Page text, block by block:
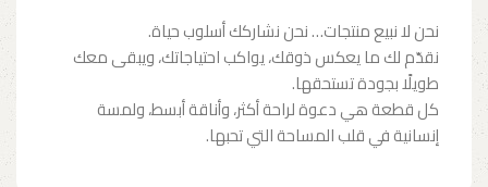
نحن لا نبيع منتجات… نحن نشاركك أسلوب حياة.
نقدّم لك ما يعكس ذوقك، يواكب احتياجاتك، ويبقى معك
طويلًا بجودة تستحقها.
كل قطعة هي دعوة لراحة أكثر، وأناقة أبسط، ولمسة
إنسانية في قلب المساحة التي تحبها.